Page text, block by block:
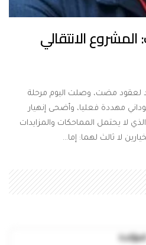
الانتقالي
لعقود مضت، وصلت اليوم مرحلة
مهددة فعليا، وأضحى إنهيار
لا يحتمل المماحكات والمزايدات
لا ثالث لهما: إما…
المؤكدة